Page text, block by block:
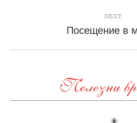
NEXT
Next
Посещение в
Полезни